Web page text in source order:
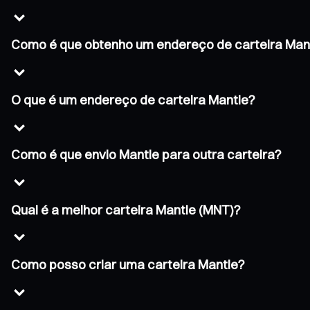
Como é que obtenho um endereço de carteira
O que é um endereço de carteira Mantle?
Como é que envio Mantle para outra carteira?
Qual é a melhor carteira Mantle (MNT)?
Como posso criar uma carteira Mantle?